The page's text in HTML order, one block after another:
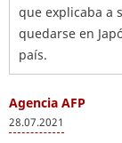
que explicaba a
quedarse en
país.
Agencia AFP
28.07.2021